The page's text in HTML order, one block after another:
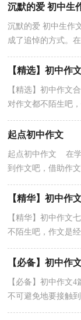
沉默的爱 初中生
沉默的爱 初中生作
成了追悼的方式。
【精选】初中作
【精选】初中作文
对作文都不陌生吧
阐述，切忌东拉西
起点初中作文
起点初中作文 在学
到作文吧，借助作
【精华】初中作
【精华】初中作文
不陌生吧，作文是
个主题意义的记叙
【必备】初中作
【必备】初中作文
不可避免地要接触